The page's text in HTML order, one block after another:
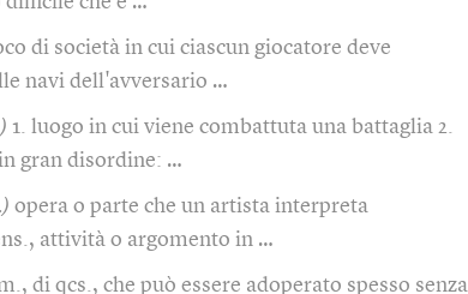
di società in cui ciascun giocatore deve
navi dell'avversario …
1. luogo in cui viene combattuta una battaglia 2.
gran disordine: …
opera o parte che un artista interpreta
attività o argomento in …
di qcs., che può essere adoperato spesso senza